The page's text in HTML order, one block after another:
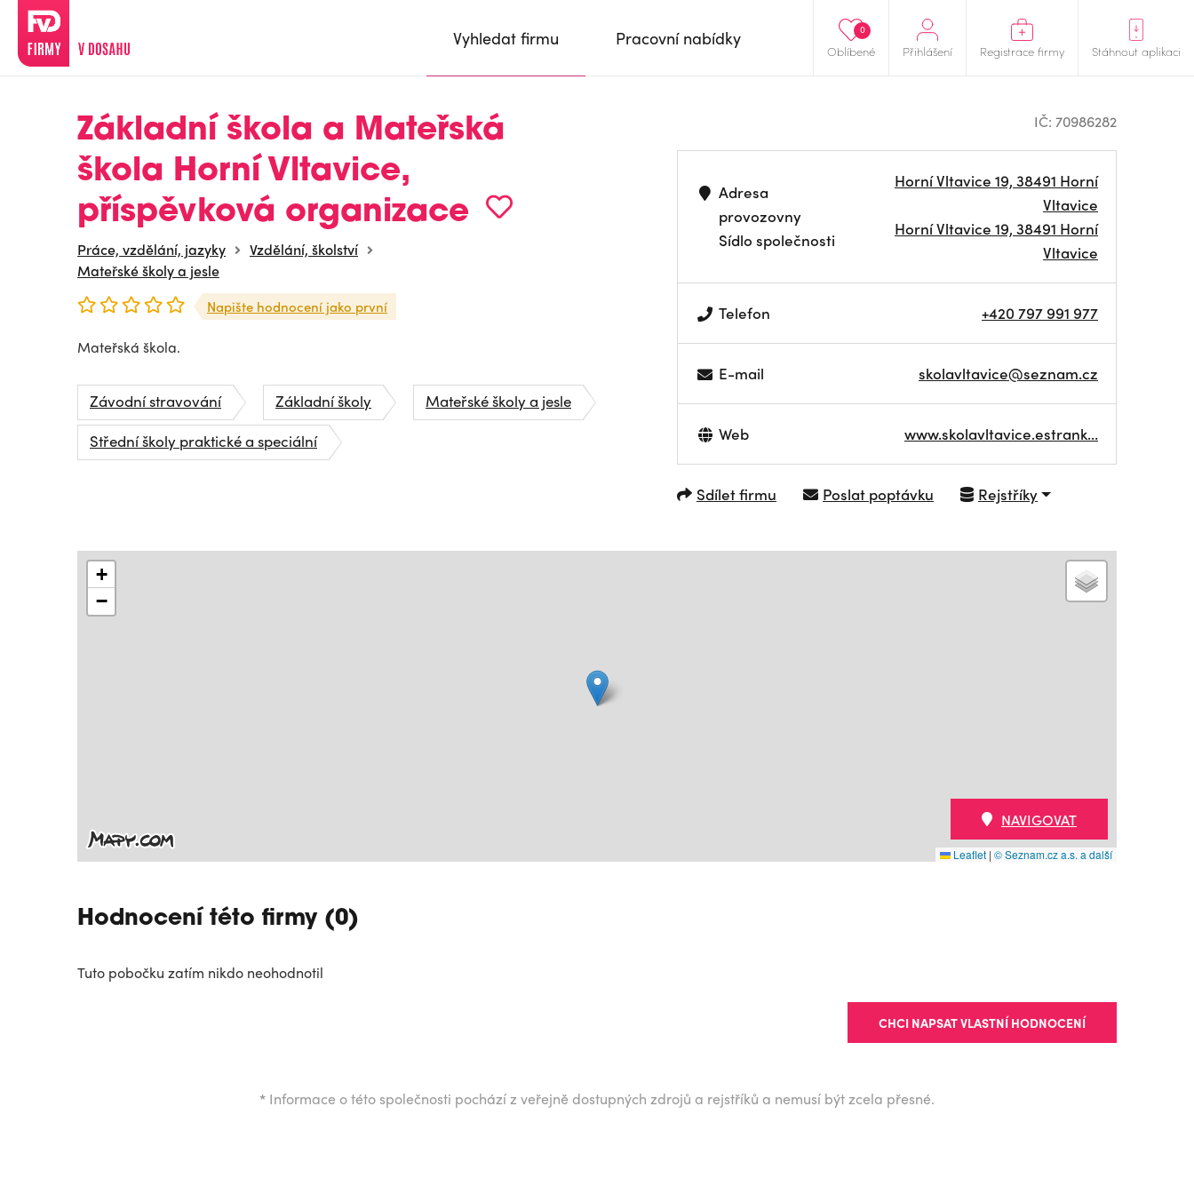
Oblíbené
0
Přihlášení Registrace firmy Stáhnout aplikaci
Vyhledat firmu Pracovní nabídky
Základní škola a Mateřská
škola Horní Vltavice,
příspěvková organizace
Práce, vzdělání, jazyky
Vzdělání, školství
Mateřské školy a jesle
Napište hodnocení jako první
Mateřská škola.
Závodní stravování Základní školy
Mateřské školy a jesle
Střední školy praktické a speciální
IČ: 70986282
Adresa
provozovny
Sídlo společnosti
Horní Vltavice 19, 38491 Horní
Vltavice
Horní Vltavice 19, 38491 Horní
Vltavice
Telefon +420 797 991 977
E-mail skolavltavice@seznam.cz
Web www.skolavltavice.estrank…
Sdílet firmu Poslat poptávku Rejstříky
+
−
Leaflet | © Seznam.cz a.s. a další
NAVIGOVAT
Hodnocení této firmy (0)
Tuto pobočku zatím nikdo neohodnotil
CHCI NAPSAT VLASTNÍ HODNOCENÍ
* Informace o této společnosti pochází z veřejně dostupných zdrojů a rejstříků a nemusí být zcela přesné.